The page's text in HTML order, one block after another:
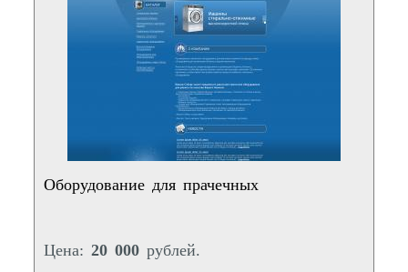
Оборудование для прачечных
Цена: 20 000 рублей.